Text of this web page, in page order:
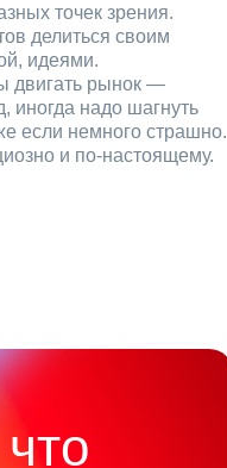
точек зрения.
делиться своим
идеями.
двигать рынок —
иногда надо шагнуть
если немного страшно.
и по‑настоящему.